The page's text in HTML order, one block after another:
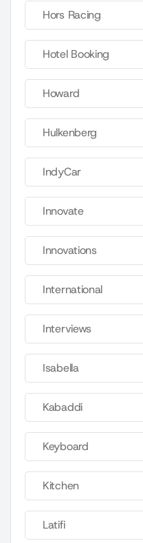
Hors Racing
Hotel Booking
Howard
Hulkenberg
IndyCar
Innovate
Innovations
International
Interviews
Isabella
Kabaddi
Keyboard
Kitchen
Latifi